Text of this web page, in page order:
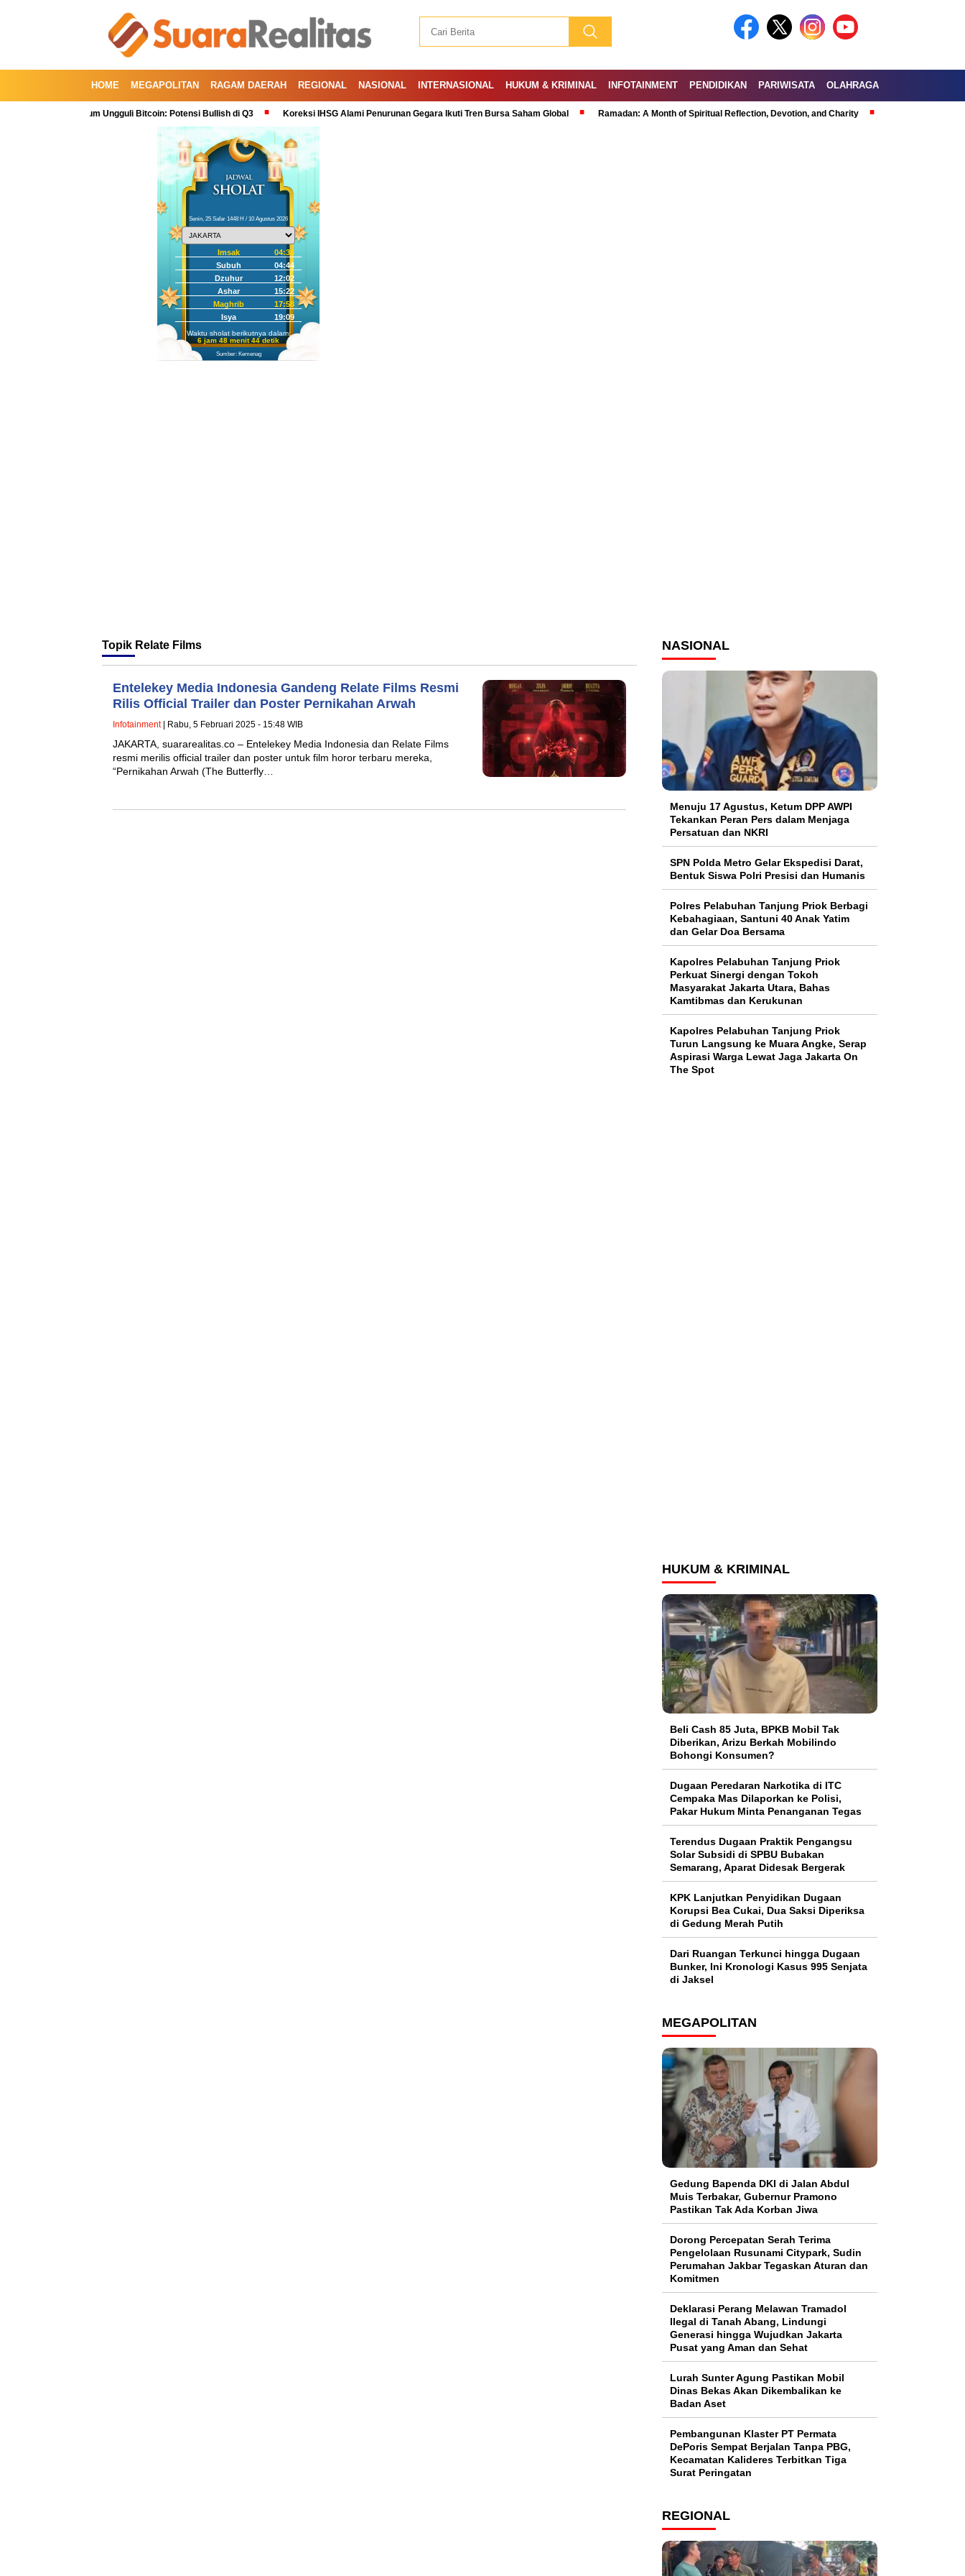
HOME MEGAPOLITAN RAGAM DAERAH REGIONAL NASIONAL INTERNASIONAL HUKUM & KRIMINAL INFOTAINMENT PENDIDIKAN PARIWISATA OLAHRAGA
Kini Ethereum Ungguli Bitcoin: Potensi Bullish di Q3 Koreksi IHSG Alami Penurunan Gegara Ikuti Tren Bursa Saham Global Ramadan: A Month of Spiritual Reflection, Devotion, and Charity Exploring the Nutritional
Senin, 25 Safar 1448 H / 10 Agustus 2026
Imsak
04:34
Subuh
04:44
Dzuhur
12:02
Ashar
15:22
Maghrib
17:58
Isya
19:09
Waktu sholat berikutnya dalam:
6 jam 48 menit 43 detik
Sumber: Kemenag
Topik Relate Films
Entelekey Media Indonesia Gandeng Relate Films Resmi
Rilis Official Trailer dan Poster Pernikahan Arwah
Infotainment| Rabu, 5 Februari 2025 - 15:48 WIB
JAKARTA, suararealitas.co – Entelekey Media Indonesia dan Relate Films
resmi merilis official trailer dan poster untuk film horor terbaru mereka,
“Pernikahan Arwah (The Butterfly…
NASIONAL
Menuju 17 Agustus, Ketum DPP AWPI
Tekankan Peran Pers dalam Menjaga
Persatuan dan NKRI
SPN Polda Metro Gelar Ekspedisi Darat,
Bentuk Siswa Polri Presisi dan Humanis
Polres Pelabuhan Tanjung Priok Berbagi
Kebahagiaan, Santuni 40 Anak Yatim
dan Gelar Doa Bersama
Kapolres Pelabuhan Tanjung Priok
Perkuat Sinergi dengan Tokoh
Masyarakat Jakarta Utara, Bahas
Kamtibmas dan Kerukunan
Kapolres Pelabuhan Tanjung Priok
Turun Langsung ke Muara Angke, Serap
Aspirasi Warga Lewat Jaga Jakarta On
The Spot
HUKUM & KRIMINAL
‎Beli Cash 85 Juta, BPKB Mobil Tak
Diberikan, Arizu Berkah Mobilindo
Bohongi Konsumen?
Dugaan Peredaran Narkotika di ITC
Cempaka Mas Dilaporkan ke Polisi,
Pakar Hukum Minta Penanganan Tegas
Terendus Dugaan Praktik Pengangsu
Solar Subsidi di SPBU Bubakan
Semarang, Aparat Didesak Bergerak
KPK Lanjutkan Penyidikan Dugaan
Korupsi Bea Cukai, Dua Saksi Diperiksa
di Gedung Merah Putih
Dari Ruangan Terkunci hingga Dugaan
Bunker, Ini Kronologi Kasus 995 Senjata
di Jaksel
MEGAPOLITAN
Gedung Bapenda DKI di Jalan Abdul
Muis Terbakar, Gubernur Pramono
Pastikan Tak Ada Korban Jiwa
Dorong Percepatan Serah Terima
Pengelolaan Rusunami Citypark, Sudin
Perumahan Jakbar Tegaskan Aturan dan
Komitmen
Deklarasi Perang Melawan Tramadol
Ilegal di Tanah Abang, Lindungi
Generasi hingga Wujudkan Jakarta
Pusat yang Aman dan Sehat
Lurah Sunter Agung Pastikan Mobil
Dinas Bekas Akan Dikembalikan ke
Badan Aset
Pembangunan Klaster PT Permata
DePoris Sempat Berjalan Tanpa PBG,
Kecamatan Kalideres Terbitkan Tiga
Surat Peringatan
REGIONAL